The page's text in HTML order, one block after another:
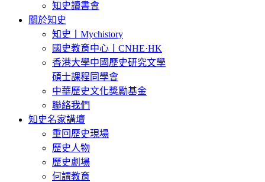
知史讀書會
關於知史
知史丨Mychistory
國史教育中心丨CNHE·HK
香港大學中國歷史研究文學
碩士課程同學會
中華歷史文化獎勵基金
聯絡我們
知史名家講壇
重回歷史現場
歷史人物
歷史劇場
何謂教育